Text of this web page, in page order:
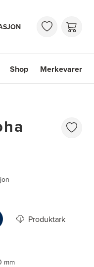
Shop Merkevarer
Produktark
mm